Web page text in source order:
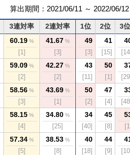
算出期間：2021/06/11 ～ 2022/06/12
3連対率 2連対率 1位 2位 3位
60.19%
[1]
41.67%
[3]
49
[3]
41
[15]
59.09%
[2]
42.27%
[2]
43
[11]
50
[1]
58.56%
[3]
43.69%
[1]
50
[2]
47
[4]
58.15%
[4]
34.80%
[25]
34
[40]
45
[8]
57.34%
[5]
38.53%
[8]
40
[18]
44
[9]